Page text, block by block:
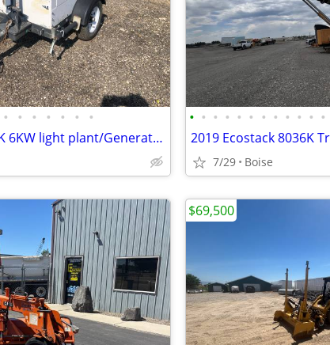
• • • • • • •
Magnum MLT3060K 6KW light plant/Generator
• • • • • • • • • • • •
2019 Ecostack 8036K
7/29 Boise
$69,500